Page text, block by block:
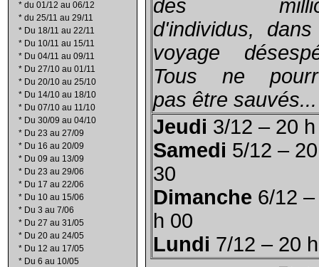
* du 01/12 au 06/12
* du 25/11 au 29/11
* Du 18/11 au 22/11
* Du 10/11 au 15/11
* Du 04/11 au 09/11
* Du 27/10 au 01/11
* Du 20/10 au 25/10
* Du 14/10 au 18/10
* Du 07/10 au 11/10
* Du 30/09 au 04/10
* Du 23 au 27/09
* Du 16 au 20/09
* Du 09 au 13/09
* Du 23 au 29/06
* Du 17 au 22/06
* Du 10 au 15/06
* Du 3 au 7/06
* Du 27 au 31/05
* Du 20 au 24/05
* Du 12 au 17/05
* Du 6 au 10/05
des
d'individus,
voyage
Tous ne
pas être sauvés...
Jeudi 3/12 – 20
Samedi 5/12 –
30
Dimanche 6/12
h 00
Lundi 7/12 – 20